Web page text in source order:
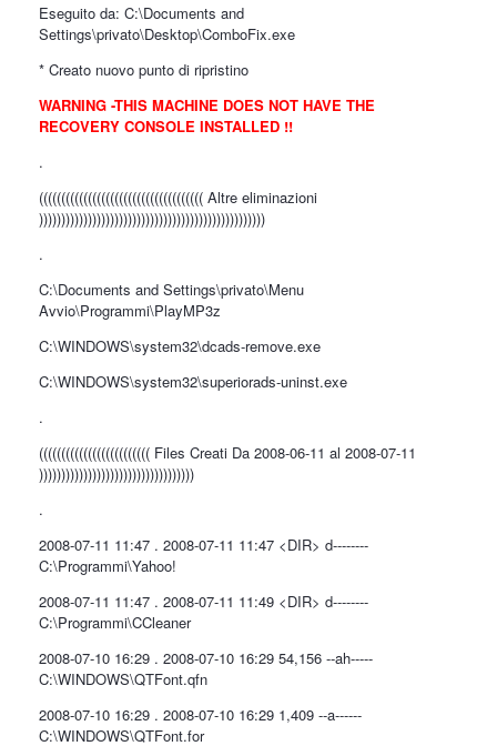
Eseguito da: C:\Documents and
Settings\privato\Desktop\ComboFix.exe
* Creato nuovo punto di ripristino
WARNING -THIS MACHINE DOES NOT HAVE THE
RECOVERY CONSOLE INSTALLED !!
.
((((((((((((((((((((((((((((((((((((( Altre eliminazioni
)))))))))))))))))))))))))))))))))))))))))))))))))))
.
C:\Documents and Settings\privato\Menu
Avvio\Programmi\PlayMP3z
C:\WINDOWS\system32\dcads-remove.exe
C:\WINDOWS\system32\superiorads-uninst.exe
.
((((((((((((((((((((((((( Files Creati Da 2008-06-11 al 2008-07-11
)))))))))))))))))))))))))))))))))))
.
2008-07-11 11:47 . 2008-07-11 11:47 <DIR> d--------
C:\Programmi\Yahoo!
2008-07-11 11:47 . 2008-07-11 11:49 <DIR> d--------
C:\Programmi\CCleaner
2008-07-10 16:29 . 2008-07-10 16:29 54,156 --ah-----
C:\WINDOWS\QTFont.qfn
2008-07-10 16:29 . 2008-07-10 16:29 1,409 --a------
C:\WINDOWS\QTFont.for